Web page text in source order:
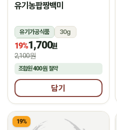
유기농팝짱백미
유기가공식품
30g
상온
19%1,700원
2,100원
조합원400원 절약
담기
19%